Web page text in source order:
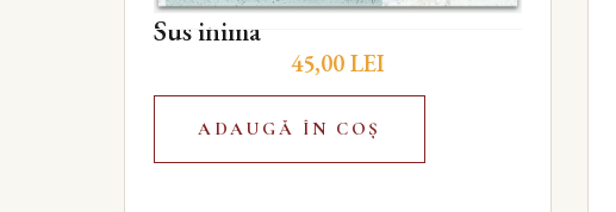
Sus inima
45,00LEI
ADAUGĂ ÎN COȘ